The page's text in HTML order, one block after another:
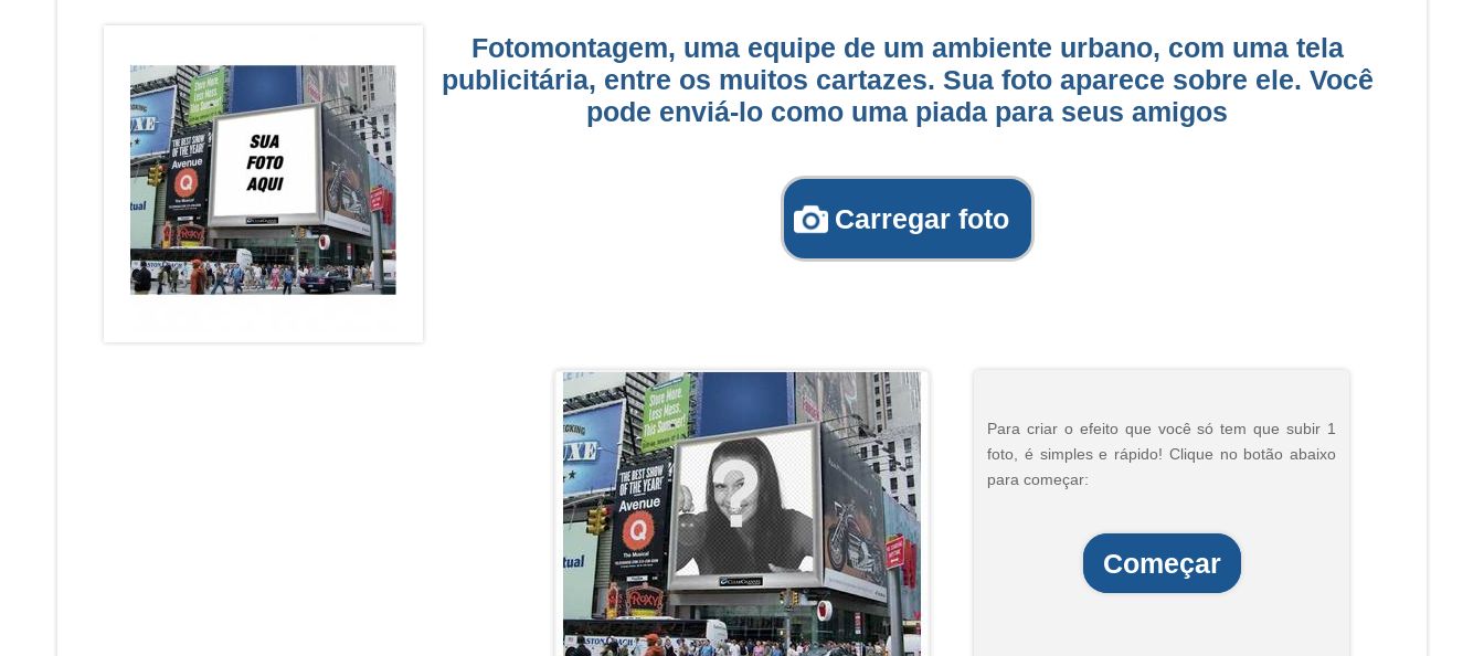
Fotomontagem, uma equipe de um ambiente urbano, com uma tela
publicitária, entre os muitos cartazes. Sua foto aparece sobre ele. Você
pode enviá-lo como uma piada para seus amigos
Carregar foto
Para criar o efeito que você só tem que subir 1
foto, é simples e rápido! Clique no botão abaixo
para começar:
Começar